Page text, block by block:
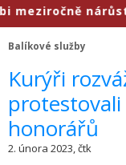
nárůst
Balíkové služby
​Kurýři
honorářů
2. února 2023, čtk